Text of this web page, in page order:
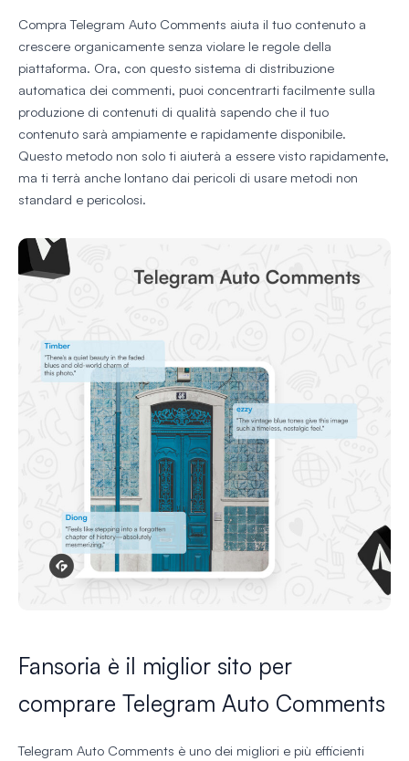
Compra Telegram Auto Comments aiuta il tuo contenuto a
crescere organicamente senza violare le regole della
piattaforma. Ora, con questo sistema di distribuzione
automatica dei commenti, puoi concentrarti facilmente sulla
produzione di contenuti di qualità sapendo che il tuo
contenuto sarà ampiamente e rapidamente disponibile.
Questo metodo non solo ti aiuterà a essere visto rapidamente,
ma ti terrà anche lontano dai pericoli di usare metodi non
standard e pericolosi.
Fansoria è il miglior sito per
comprare Telegram Auto Comments
Telegram Auto Comments è uno dei migliori e più efficienti